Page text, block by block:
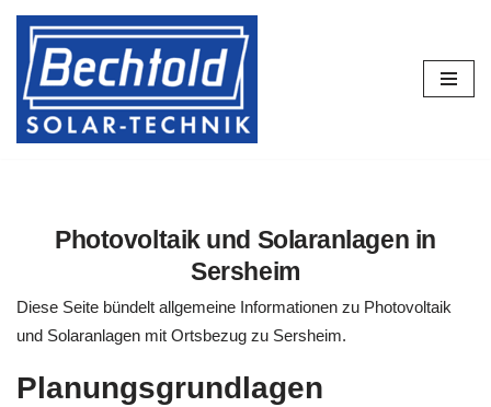
Zum
Inhalt
springen
Photovoltaik und Solaranlagen in
Sersheim
Diese Seite bündelt allgemeine Informationen zu Photovoltaik
und Solaranlagen mit Ortsbezug zu Sersheim.
Planungsgrundlagen